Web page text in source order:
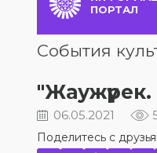
ПОРТАЛ
События
06.05.2021
Поделитесь с